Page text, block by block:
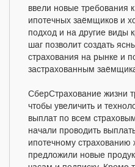
ввели новые требования
ипотечных заёмщиков и
подход и на другие виды
шаг позволит создать
страхования на рынке и
застрахованным
СберСтрахование жизни
чтобы увеличить и
выплат по всем
начали проводить
ипотечному страхованию
предложили новые